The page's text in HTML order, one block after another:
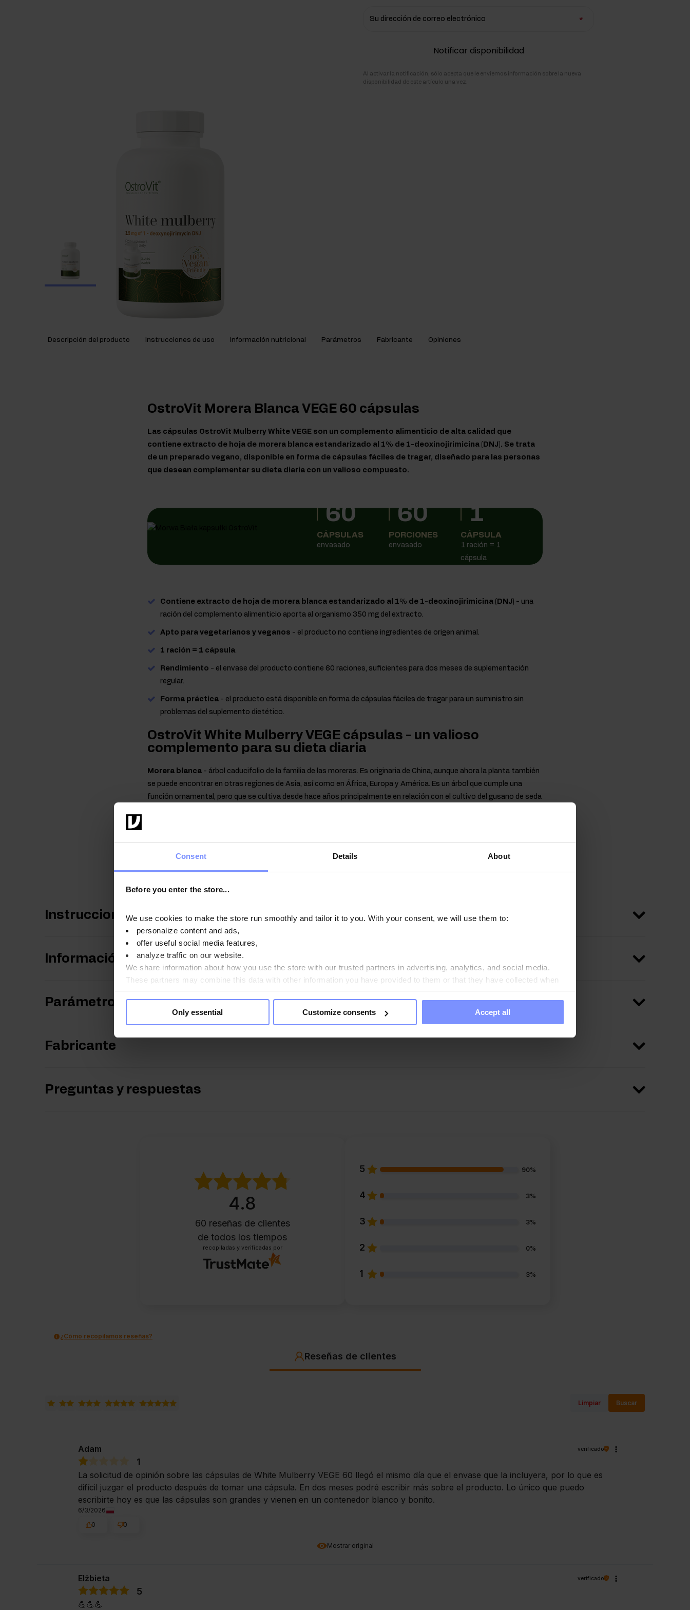
Consent Details About
Before you enter the store...
We use cookies to make the store run smoothly and tailor it to you. With your consent, we will use them to:
personalize content and ads,
offer useful social media features,
analyze traffic on our website.
We share information about how you use the store with our trusted partners in advertising, analytics, and social media.
These partners may combine this data with other information you have provided to them or that they have collected when
you use their services. Do you agree?
Only essential Customize consents Accept all
Su dirección de correo electrónico
Notificar disponibilidad
Al activar la notificación, sólo acepta que le enviemos información sobre la nueva
disponibilidad de este artículo una vez.
Descripción del producto Instrucciones de uso Información nutricional Parámetros Fabricante Opiniones
OstroVit Morera Blanca VEGE 60 cápsulas
Las cápsulas OstroVit Mulberry White VEGE son un complemento alimenticio de alta calidad que
contiene extracto de hoja de morera blanca estandarizado al 1% de 1-deoxinojirimicina (DNJ). Se trata
de un preparado vegano, disponible en forma de cápsulas fáciles de tragar, diseñado para las personas
que desean complementar su dieta diaria con un valioso compuesto.
60
CÁPSULAS
envasado
60
PORCIONES
envasado
1
CÁPSULA
1 ración = 1
cápsula
Contiene extracto de hoja de morera blanca estandarizado al 1% de 1-deoxinojirimicina (DNJ)
- una
ración del complemento alimenticio aporta al organismo 350 mg del extracto.
Apto para vegetarianos y veganos - el producto no contiene ingredientes de origen animal.
1 ración = 1 cápsula.
Rendimiento - el envase del producto contiene 60 raciones, suficientes para dos meses de suplementación
regular.
Forma práctica - el producto está disponible en forma de cápsulas fáciles de tragar para un suministro sin
problemas del suplemento dietético.
OstroVit White Mulberry VEGE cápsulas - un valioso
complemento para su dieta diaria
Morera blanca - árbol caducifolio de la familia de las moreras. Es originaria de China, aunque ahora la planta también
se puede encontrar en otras regiones de Asia, así como en África, Europa y América. Es un árbol que cumple una
función ornamental, pero que se cultiva desde hace años principalmente en relación con el cultivo del gusano de seda
complemento alimenticio.
Instrucciones de uso
Información nutricional
Parámetros
Fabricante
Preguntas y respuestas
4.8
60 reseñas de clientes
de todos los tiempos
recopiladas y verificadas por
5 90%
4 3%
3 3%
2 0%
1 3%
¿Cómo recopilamos reseñas?
Reseñas de clientes
Limpiar Buscar
Mostrar original
Adam verificado
1
La solicitud de opinión sobre las cápsulas de White Mulberry VEGE 60 llegó el mismo día que el envase que la incluyera, por lo que es
difícil juzgar el producto después de tomar una cápsula. En dos meses podré escribir más sobre el producto. Lo único que puedo
escribirte hoy es que las cápsulas son grandes y vienen en un contenedor blanco y bonito.
6/3/2026
0
0
Elżbieta verificado
5
💪💪💪